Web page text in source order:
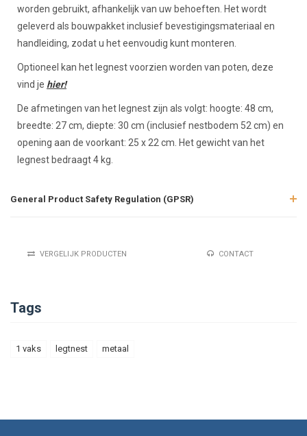
worden gebruikt, afhankelijk van uw behoeften. Het wordt
geleverd als bouwpakket inclusief bevestigingsmateriaal en
handleiding, zodat u het eenvoudig kunt monteren.
Optioneel kan het legnest voorzien worden van poten, deze
vind je hier!
De afmetingen van het legnest zijn als volgt: hoogte: 48 cm,
breedte: 27 cm, diepte: 30 cm (inclusief nestbodem 52 cm) en
opening aan de voorkant: 25 x 22 cm. Het gewicht van het
legnest bedraagt ​​4 kg.
General Product Safety Regulation (GPSR)
VERGELIJK PRODUCTEN CONTACT
Tags
1 vaks legtnest metaal